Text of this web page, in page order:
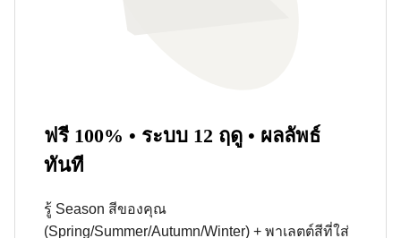
ฟรี 100% • ระบบ 12 ฤดู • ผลลัพธ์
ทันที
รู้ Season สีของคุณ
(Spring/Summer/Autumn/Winter) + พาเลตต์สีที่ใส่